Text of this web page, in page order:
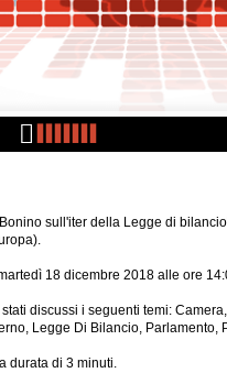
sull'iter della Legge di
18 dicembre 2018 alle ore
discussi i seguenti temi:
Legge Di Bilancio, Parlamento,
durata di 3 minuti.